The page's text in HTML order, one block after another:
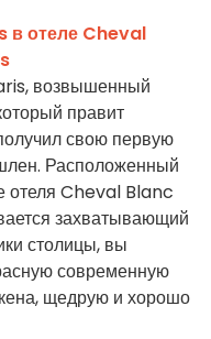
в отеле Cheval
возвышенный
правит
свою первую
Расположенный
отеля Cheval Blanc
захватывающий
столицы, вы
современную
щедрую и хорошо